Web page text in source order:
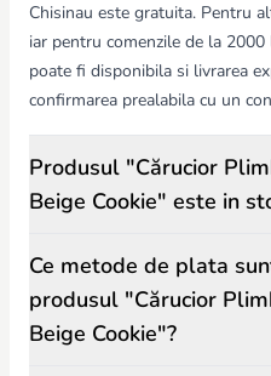
copilul nu va putea ieși din
confortabil și sănătos,
modern de ventilație, incluzând
în timpul plimbărilor.
Chisinau este gratuita. Pentru
iar pentru comenzile de la
poate fi disponibila si livrarea
confirmarea prealabila cu un
Produsul "Cărucior
Beige Cookie" este in
Ce metode de plata
produsul "Cărucior
Beige Cookie"?